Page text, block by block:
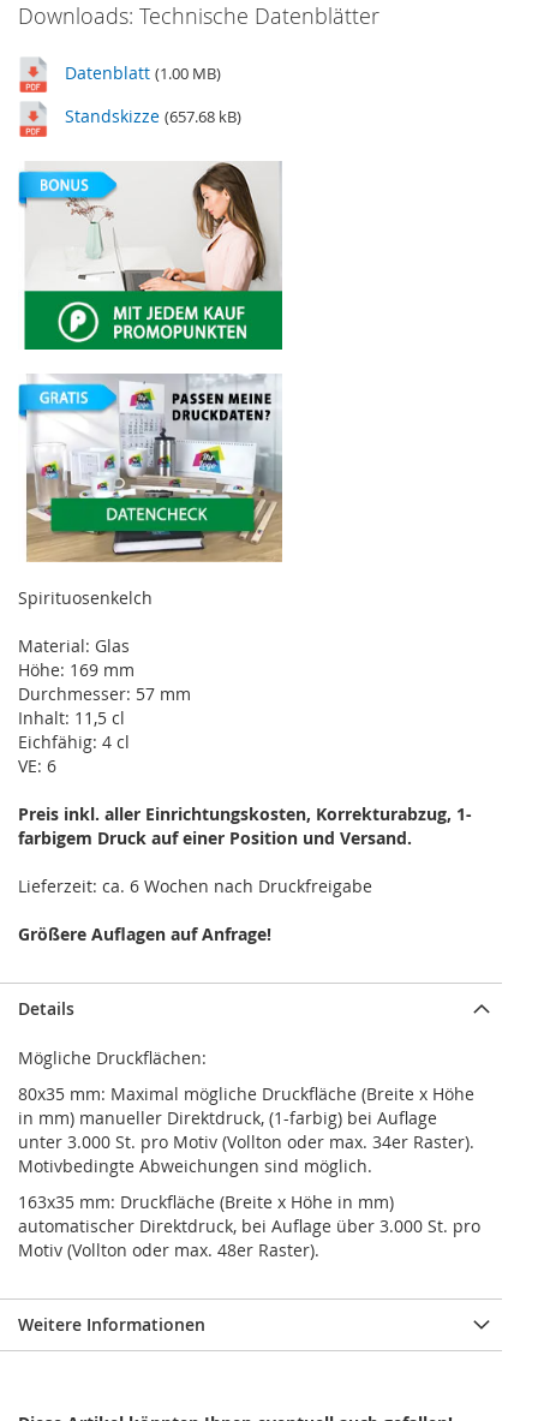
Downloads: Technische Datenblätter
Datenblatt (1.00 MB)
Standskizze (657.68 kB)
Spirituosenkelch
Material: Glas
Höhe: 169 mm
Durchmesser: 57 mm
Inhalt: 11,5 cl
Eichfähig: 4 cl
VE: 6
Preis inkl. aller Einrichtungskosten, Korrekturabzug, 1-
farbigem Druck auf einer Position und Versand.
Lieferzeit: ca. 6 Wochen nach Druckfreigabe
Größere Auflagen auf Anfrage!
Details
Mögliche Druckflächen:
80x35 mm: Maximal mögliche Druckfläche (Breite x Höhe
in mm) manueller Direktdruck, (1-farbig) bei Auflage
unter 3.000 St. pro Motiv (Vollton oder max. 34er Raster).
Motivbedingte Abweichungen sind möglich.
163x35 mm: Druckfläche (Breite x Höhe in mm)
automatischer Direktdruck, bei Auflage über 3.000 St. pro
Motiv (Vollton oder max. 48er Raster).
Weitere Informationen